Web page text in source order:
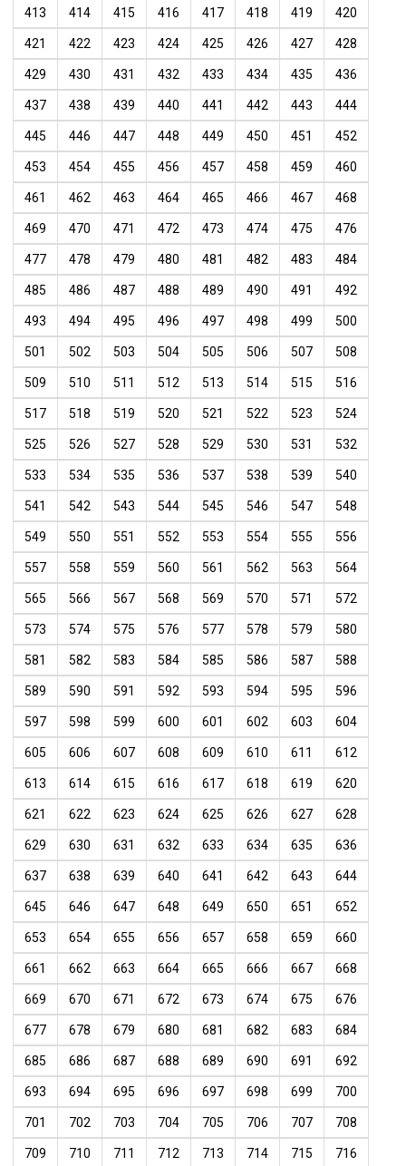
413 414 415 416 417 418 419 420
421 422 423 424 425 426 427 428
429 430 431 432 433 434 435 436
437 438 439 440 441 442 443 444
445 446 447 448 449 450 451 452
453 454 455 456 457 458 459 460
461 462 463 464 465 466 467 468
469 470 471 472 473 474 475 476
477 478 479 480 481 482 483 484
485 486 487 488 489 490 491 492
493 494 495 496 497 498 499 500
501 502 503 504 505 506 507 508
509 510 511 512 513 514 515 516
517 518 519 520 521 522 523 524
525 526 527 528 529 530 531 532
533 534 535 536 537 538 539 540
541 542 543 544 545 546 547 548
549 550 551 552 553 554 555 556
557 558 559 560 561 562 563 564
565 566 567 568 569 570 571 572
573 574 575 576 577 578 579 580
581 582 583 584 585 586 587 588
589 590 591 592 593 594 595 596
597 598 599 600 601 602 603 604
605 606 607 608 609 610 611 612
613 614 615 616 617 618 619 620
621 622 623 624 625 626 627 628
629 630 631 632 633 634 635 636
637 638 639 640 641 642 643 644
645 646 647 648 649 650 651 652
653 654 655 656 657 658 659 660
661 662 663 664 665 666 667 668
669 670 671 672 673 674 675 676
677 678 679 680 681 682 683 684
685 686 687 688 689 690 691 692
693 694 695 696 697 698 699 700
701 702 703 704 705 706 707 708
709 710 711 712 713 714 715 716